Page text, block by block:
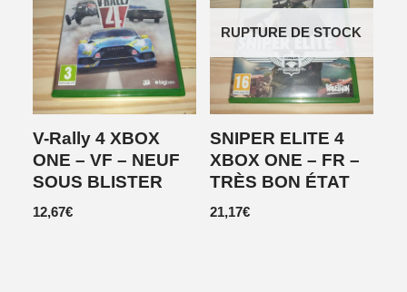
V-Rally 4 XBOX
ONE – VF – NEUF
SOUS BLISTER
12,67€
RUPTURE DE STOCK
SNIPER ELITE 4
XBOX ONE – FR –
TRÈS BON ÉTAT
21,17€